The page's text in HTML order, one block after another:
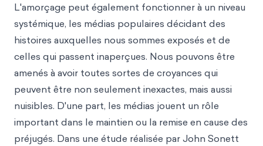
L'amorçage peut également fonctionner à un niveau
systémique, les médias populaires décidant des
histoires auxquelles nous sommes exposés et de
celles qui passent inaperçues. Nous pouvons être
amenés à avoir toutes sortes de croyances qui
peuvent être non seulement inexactes, mais aussi
nuisibles. D'une part, les médias jouent un rôle
important dans le maintien ou la remise en cause des
préjugés. Dans une étude réalisée par John Sonett